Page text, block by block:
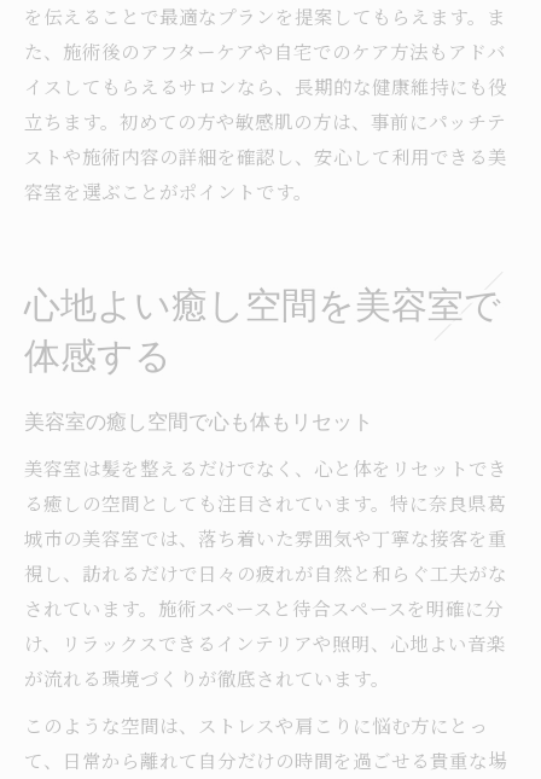
を伝えることで最適なプランを提案してもらえます。ま
た、施術後のアフターケアや自宅でのケア方法もアドバ
イスしてもらえるサロンなら、長期的な健康維持にも役
立ちます。初めての方や敏感肌の方は、事前にパッチテ
ストや施術内容の詳細を確認し、安心して利用できる美
容室を選ぶことがポイントです。
心地よい癒し空間を美容室で
体感する
美容室の癒し空間で心も体もリセット
美容室は髪を整えるだけでなく、心と体をリセットでき
る癒しの空間としても注目されています。特に奈良県葛
城市の美容室では、落ち着いた雰囲気や丁寧な接客を重
視し、訪れるだけで日々の疲れが自然と和らぐ工夫がな
されています。施術スペースと待合スペースを明確に分
け、リラックスできるインテリアや照明、心地よい音楽
が流れる環境づくりが徹底されています。
このような空間は、ストレスや肩こりに悩む方にとっ
て、日常から離れて自分だけの時間を過ごせる貴重な場